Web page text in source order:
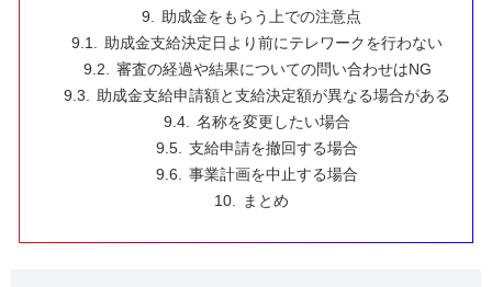
助成金をもらう上での注意点
助成金支給決定日より前にテレワークを行わない
審査の経過や結果についての問い合わせはNG
助成金支給申請額と支給決定額が異なる場合がある
名称を変更したい場合
支給申請を撤回する場合
事業計画を中止する場合
まとめ